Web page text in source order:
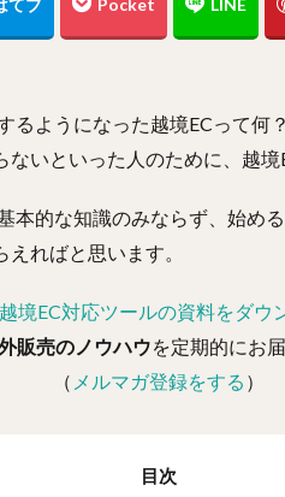
るようになった越境ECって何
いといった人のために、越境
本的な知識のみならず、始め
ればと思います。
境EC対応ツールの資料をダウ
販売のノウハウを定期的にお
（ メルマガ登録をする ）
目次